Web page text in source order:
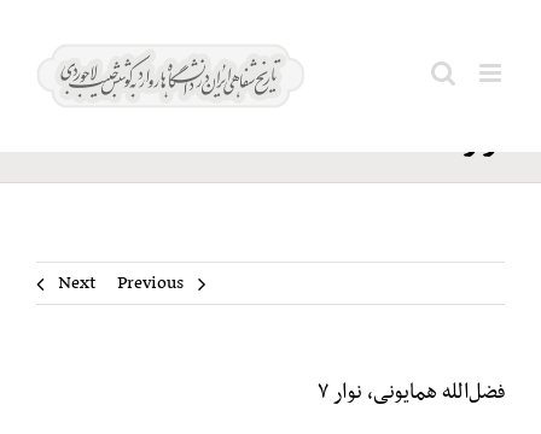
همایونی،
نوار ۷
Previous
Next
فضل‌الله همایونی، نوار ۷